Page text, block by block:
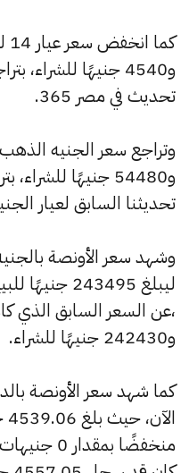
تحديث في مصر 365.
تحديثنا السابق لعيار
و242430 جنيهًا للشراء.
كما شهد سعر الأونصة
منخفضًا